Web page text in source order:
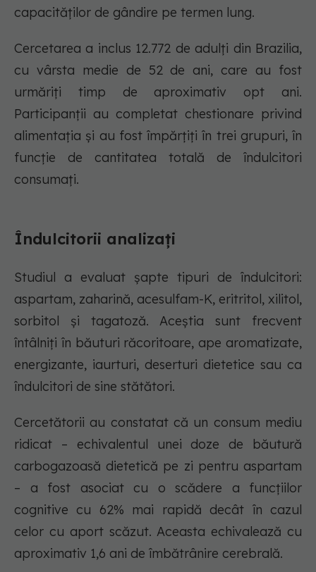
capacităților de gândire pe termen lung.
Cercetarea a inclus 12.772 de adulți din Brazilia,
cu vârsta medie de 52 de ani, care au fost
urmăriți timp de aproximativ opt ani.
Participanții au completat chestionare privind
alimentația și au fost împărțiți în trei grupuri, în
funcție de cantitatea totală de îndulcitori
consumați.
Îndulcitorii analizați
Studiul a evaluat șapte tipuri de îndulcitori:
aspartam, zaharină, acesulfam-K, eritritol, xilitol,
sorbitol și tagatoză. Aceștia sunt frecvent
întâlniți în băuturi răcoritoare, ape aromatizate,
energizante, iaurturi, deserturi dietetice sau ca
îndulcitori de sine stătători.
Cercetătorii au constatat că un consum mediu
ridicat – echivalentul unei doze de băutură
carbogazoasă dietetică pe zi pentru aspartam
– a fost asociat cu o scădere a funcțiilor
cognitive cu 62% mai rapidă decât în cazul
celor cu aport scăzut. Aceasta echivalează cu
aproximativ 1,6 ani de îmbătrânire cerebrală.